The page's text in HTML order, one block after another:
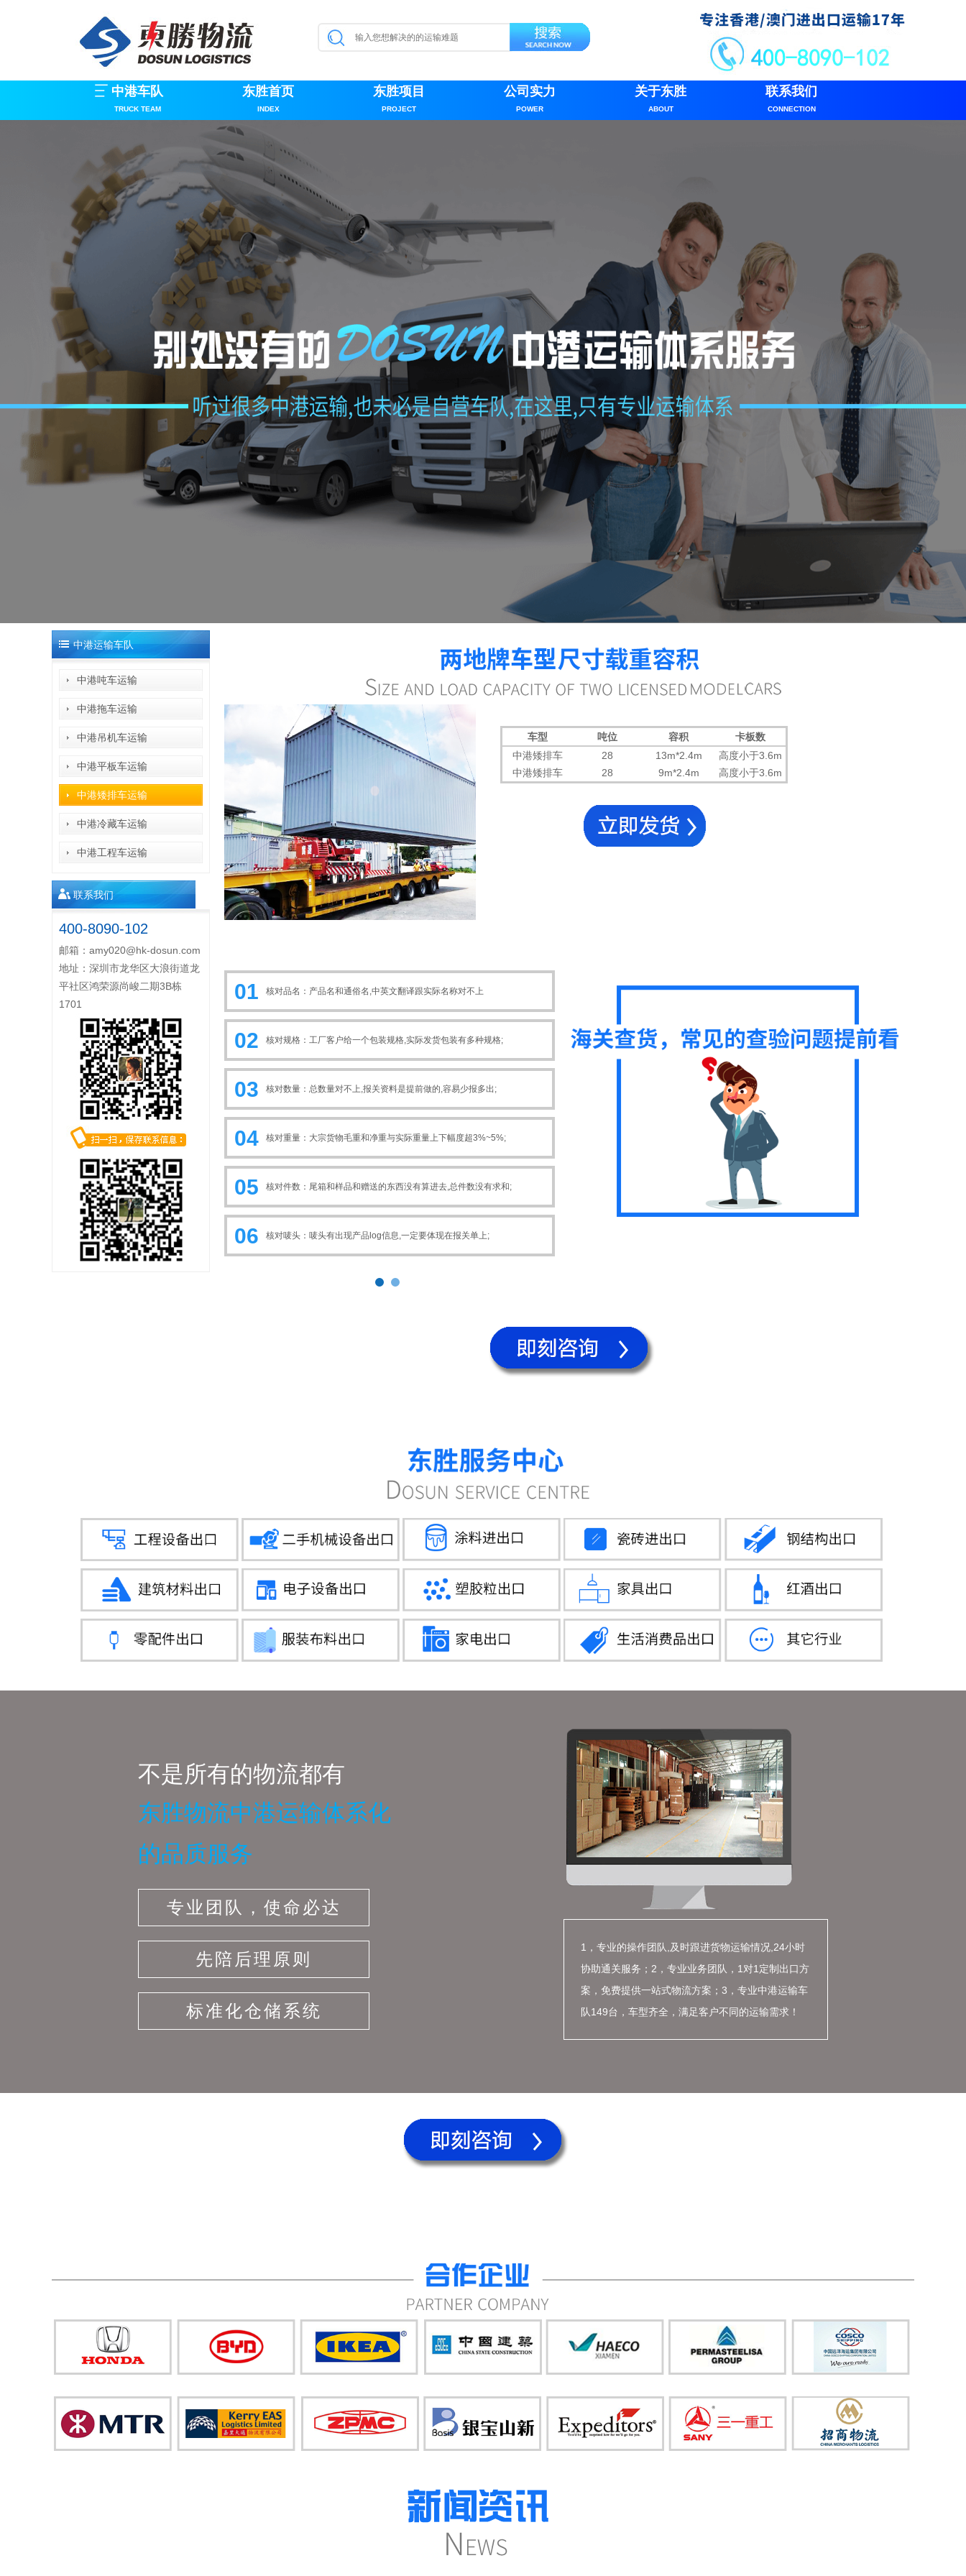
中港车队
TRUCK TEAM
东胜首页
INDEX
东胜项目
PROJECT
公司实力
POWER
关于东胜
ABOUT
联系我们
CONNECTION
中港运输车队
中港吨车运输
中港拖车运输
中港吊机车运输
中港平板车运输
中港矮排车运输
中港冷藏车运输
中港工程车运输
联系我们
400-8090-102
邮箱： amy020@hk-dosun.com
地址：深圳市龙华区大浪街道龙
平社区鸿荣源尚峻二期3B栋
1701
车型 吨位 容积
卡板数
中港矮排车
28 13m*2.4m
高度小于3.6m
中港矮排车
28 9m*2.4m 高度小于3.6m
01 核对品名：产品名和通俗名,中英文翻译跟实际名称对不上
02 核对规格：工厂客户给一个包装规格,实际发货包装有多种规格;
03 核对数量：总数量对不上,报关资料是提前做的,容易少报多出;
04 核对重量：大宗货物毛重和净重与实际重量上下幅度超3%~5%;
05 核对件数：尾箱和样品和赠送的东西没有算进去,总件数没有求和;
06 核对唛头：唛头有出现产品log信息,一定要体现在报关单上;
核对是否侵权：名牌,仿牌,厂牌,吊牌,R标识,Logo要分开;
08 核对产终地; 核对产品归类; 核对产品新旧;
核对价格：海关进出口每款货物对应编码在海关系统内都有一个价格区间;
取样送检：比较少,一般是肉眼无法判断的需要化验的化工品等产品;
不是所有的物流都有
东胜物流中港运输体系化
的品质服务
专业团队，使命必达
先陪后理原则
标准化仓储系统
1，专业的操作团队,及时跟进货物运输情况,24小时
协助通关服务；2，专业业务团队，1对1定制出口方
案，免费提供一站式物流方案；3，专业中港运输车
队149台，车型齐全，满足客户不同的运输需求！